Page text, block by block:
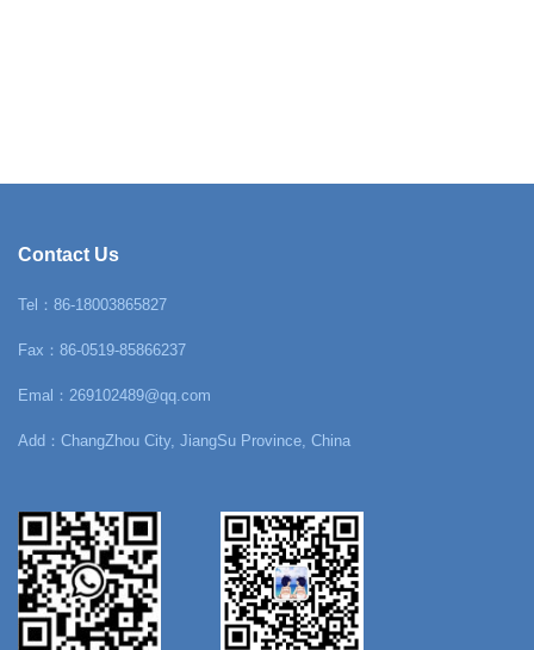
Contact Us
Tel：86-18003865827
Fax：86-0519-85866237
Emal：269102489@qq.com
Add：ChangZhou City, JiangSu Province, China